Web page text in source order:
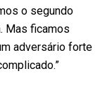
o segundo
Mas ficamos
adversário forte